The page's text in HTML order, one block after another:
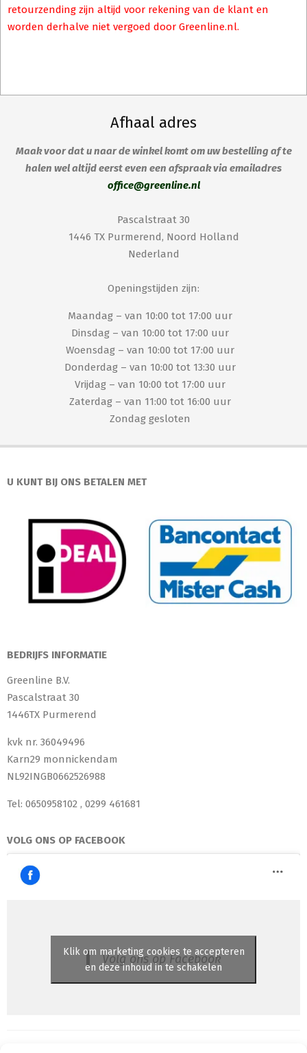
retourzending zijn altijd voor rekening van de klant en
worden derhalve niet vergoed door Greenline.nl.
Afhaal adres
Maak voor dat u naar de winkel komt om uw bestelling af te
halen wel altijd eerst even een afspraak via emailadres
office@greenline.nl
Pascalstraat 30
1446 TX Purmerend, Noord Holland
Nederland
Openingstijden zijn:
Maandag – van 10:00 tot 17:00 uur
Dinsdag – van 10:00 tot 17:00 uur
Woensdag – van 10:00 tot 17:00 uur
Donderdag – van 10:00 tot 13:30 uur
Vrijdag – van 10:00 tot 17:00 uur
Zaterdag – van 11:00 tot 16:00 uur
Zondag gesloten
U KUNT BIJ ONS BETALEN MET
BEDRIJFS INFORMATIE
Greenline B.V.
Pascalstraat 30
1446TX Purmerend
kvk nr. 36049496
Karn29 monnickendam
NL92INGB0662526988
Tel: 0650958102 , 0299 461681
VOLG ONS OP FACEBOOK
Volg ons op Facebook
Klik om marketing cookies te accepteren
en deze inhoud in te schakelen